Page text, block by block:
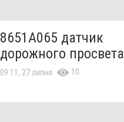
8651A065 датчик
дорожного просвета
09:11, 27 липня 10